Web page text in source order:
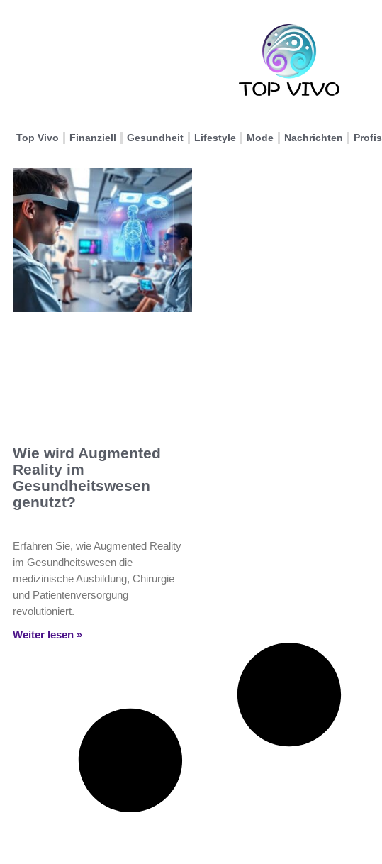
Top Vivo Finanziell Gesundheit Lifestyle Mode Nachrichten Profis
Wie wird Augmented
Reality im
Gesundheitswesen
genutzt?
Erfahren Sie, wie Augmented Reality
im Gesundheitswesen die
medizinische Ausbildung, Chirurgie
und Patientenversorgung
revolutioniert.
Weiter lesen »